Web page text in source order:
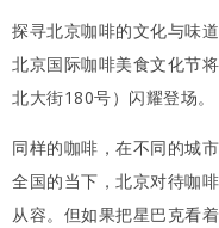
探寻北京咖啡的文化与味
北京国际咖啡美食文化节
北大街180号）闪耀登场。
同样的咖啡，在不同的城
全国的当下，北京对待咖
从容。但如果把星巴克看